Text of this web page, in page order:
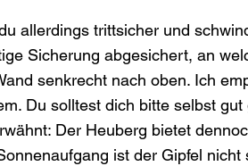
allerdings trittsicher und
Sicherung abgesichert, an
senkrecht nach oben. Ich
Du solltest dich bitte selbst
Der Heuberg bietet
ist der Gipfel nicht